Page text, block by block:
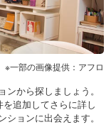
一部の画像提供：アフロ
から探しましょう。
追加してさらに詳し
ョンに出会えます。